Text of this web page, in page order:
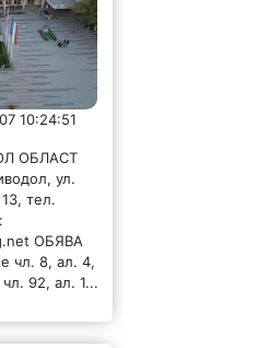
10:24:51
ОБЛАСТ
ул.
тел.
ОБЯВА
8, ал. 4,
92, ал. 1...